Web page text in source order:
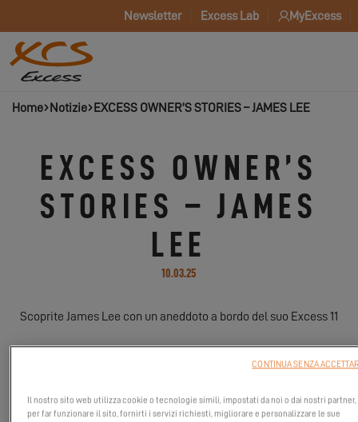
Newsletter Excess Lab MyExcess
Home Notizie EXCESS OWNER’S STORIES – JAMES LEE
EXCESS OWNER’S
STORIES – JAMES
LEE
10.03.25
Scoprite James Lee con un aneddoto a bordo del suo Excess 11
Il nostro sito web utilizza cookie o tecnologie simili, impostati da noi o dai nostri partner,
per far funzionare il sito, fornirti i servizi richiesti, migliorare e personalizzare le sue
CONTINUA SENZA